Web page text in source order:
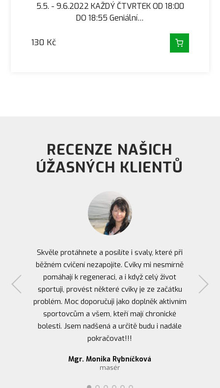
5.5. - 9.6.2022 KAŽDÝ ČTVRTEK OD 18:00
DO 18:55 Geniální…
130 Kč
RECENZE NAŠICH
ÚŽASNÝCH KLIENTŮ
Skvěle protáhnete a posílíte i svaly, které při
běžném cvičení nezapojíte. Cviky mi nesmírně
pomáhají k regeneraci, a i když celý život
sportuji, provést některé cviky je ze začátku
problém. Moc doporučuji jako doplněk aktivním
sportovcům a všem, kteří mají chronické
bolesti. Jsem nadšená a určitě budu i nadále
pokračovat!!!
Mgr. Monika Rybníčková
masér
podnikatel
Ivana Vagnerová
obchodní ředitelka
Ludmila Hrušková, 83 let
důchodce
Adéla Hanzlíčková
zápasnice, vicemistryně Evropy
Michal Ulč, Praha
realitní makléř